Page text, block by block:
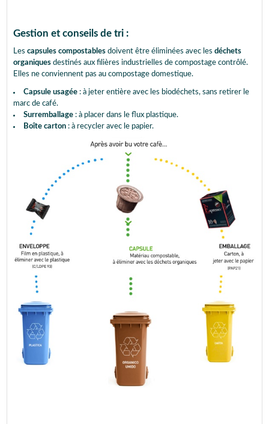
Gestion et conseils de tri :
Les capsules compostables doivent être éliminées avec les déchets
organiques destinés aux filières industrielles de compostage contrôlé.
Elles ne conviennent pas au compostage domestique.
Capsule usagée : à jeter entière avec les biodéchets, sans retirer le
marc de café.
Surremballage : à placer dans le flux plastique.
Boîte carton : à recycler avec le papier.